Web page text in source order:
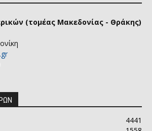
(τομέας Μακεδονίας - Θράκης)
4441